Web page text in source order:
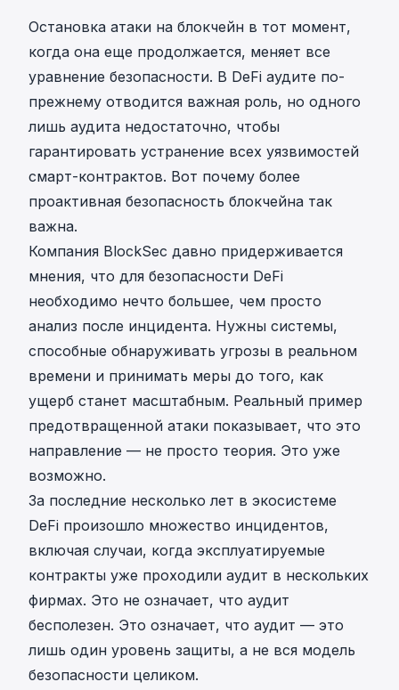
Остановка атаки на блокчейн в тот момент,
когда она еще продолжается, меняет все
уравнение безопасности. В DeFi аудите по-
прежнему отводится важная роль, но одного
лишь аудита недостаточно, чтобы
гарантировать устранение всех уязвимостей
смарт-контрактов. Вот почему более
проактивная безопасность блокчейна так
важна.
Компания BlockSec давно придерживается
мнения, что для безопасности DeFi
необходимо нечто большее, чем просто
анализ после инцидента. Нужны системы,
способные обнаруживать угрозы в реальном
времени и принимать меры до того, как
ущерб станет масштабным. Реальный пример
предотвращенной атаки показывает, что это
направление — не просто теория. Это уже
возможно.
За последние несколько лет в экосистеме
DeFi произошло множество инцидентов,
включая случаи, когда эксплуатируемые
контракты уже проходили аудит в нескольких
фирмах. Это не означает, что аудит
бесполезен. Это означает, что аудит — это
лишь один уровень защиты, а не вся модель
безопасности целиком.